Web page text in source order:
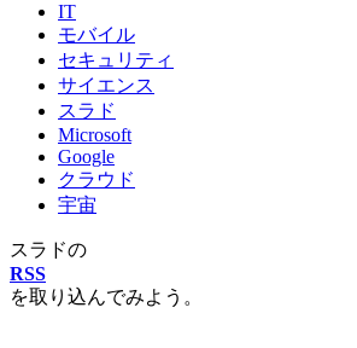
IT
モバイル
セキュリティ
サイエンス
スラド
Microsoft
Google
クラウド
宇宙
スラドの
RSS
を取り込んでみよう。